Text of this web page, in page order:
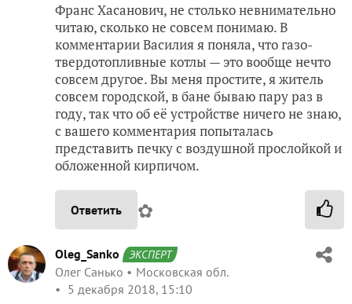
Франс Хасанович, не столько невнимательно
читаю, сколько не совсем понимаю. В
комментарии Василия я поняла, что газо-
твердотопливные котлы — это вообще нечто
совсем другое. Вы меня простите, я житель
совсем городской, в бане бываю пару раз в
году, так что об её устройстве ничего не знаю,
с вашего комментария попыталась
представить печку с воздушной прослойкой и
обложенной кирпичом.
Ответить ✿
Oleg_Sanko ЭКСПЕРТ
Олег Санько
Московская обл.
5 декабря 2018, 15:10